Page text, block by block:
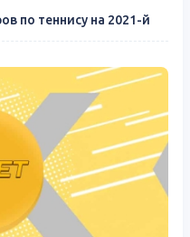
по теннису на 2021-й